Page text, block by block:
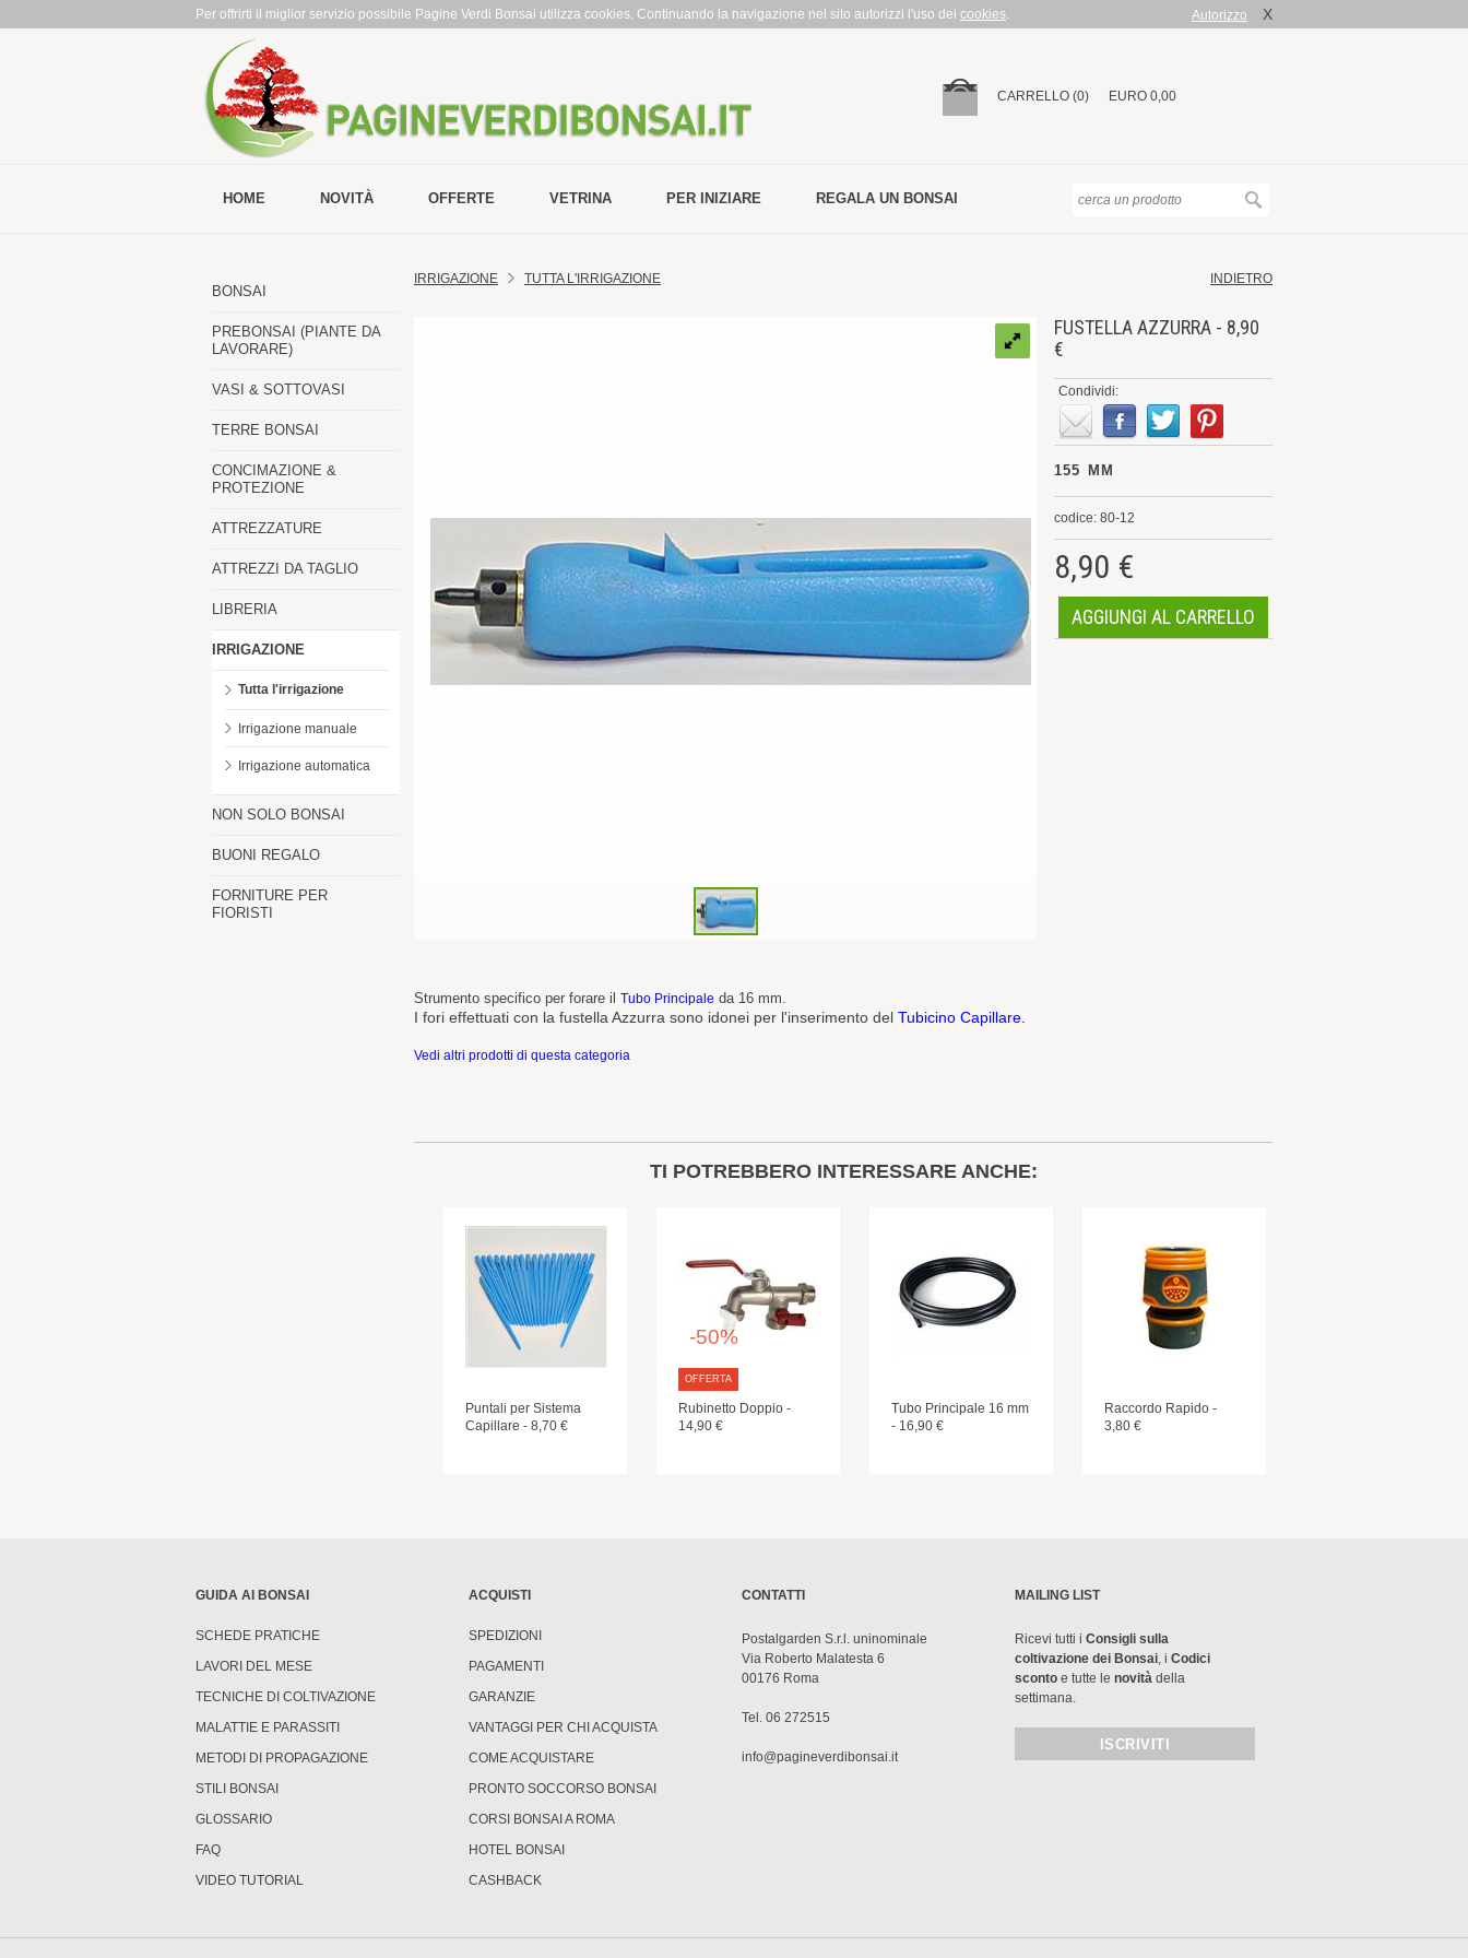
Per offrirti il miglior servizio possibile Pagine Verdi Bonsai utilizza cookies. Continuando la navigazione nel sito autorizzi l'uso dei cookies. Autorizzo X
CARRELLO (0) EURO 0,00
HOME NOVITÀ OFFERTE VETRINA PER INIZIARE REGALA UN BONSAI
BONSAI
PREBONSAI (PIANTE DA
LAVORARE)
VASI & SOTTOVASI
TERRE BONSAI
CONCIMAZIONE &
PROTEZIONE
ATTREZZATURE
ATTREZZI DA TAGLIO
LIBRERIA
IRRIGAZIONE
Tutta l'irrigazione
Irrigazione manuale
Irrigazione automatica
NON SOLO BONSAI
BUONI REGALO
FORNITURE PER
FIORISTI
IRRIGAZIONE TUTTA L'IRRIGAZIONE INDIETRO
Strumento specifico per forare il Tubo Principale da 16 mm.
I fori effettuati con la fustella Azzurra sono idonei per l'inserimento del Tubicino Capillare.
Vedi altri prodotti di questa categoria
FUSTELLA AZZURRA - 8,90
€
Condividi:
155 MM
codice: 80-12
8,90 €
AGGIUNGI AL CARRELLO
TI POTREBBERO INTERESSARE ANCHE:
Puntali per Sistema
Capillare - 8,70 €
OFFERTA
-50%
Rubinetto Doppio -
14,90 €
Tubo Principale 16 mm
- 16,90 €
Raccordo Rapido -
3,80 €
GUIDA AI BONSAI
SCHEDE PRATICHE
LAVORI DEL MESE
TECNICHE DI COLTIVAZIONE
MALATTIE E PARASSITI
METODI DI PROPAGAZIONE
STILI BONSAI
GLOSSARIO
FAQ
VIDEO TUTORIAL
ACQUISTI
SPEDIZIONI
PAGAMENTI
GARANZIE
VANTAGGI PER CHI ACQUISTA
COME ACQUISTARE
PRONTO SOCCORSO BONSAI
CORSI BONSAI A ROMA
HOTEL BONSAI
CASHBACK
CONTATTI
Postalgarden S.r.l. uninominale
Via Roberto Malatesta 6
00176 Roma
Tel. 06 272515
info@pagineverdibonsai.it
MAILING LIST
Ricevi tutti i Consigli sulla
coltivazione dei Bonsai, i Codici
sconto e tutte le novità della
settimana.